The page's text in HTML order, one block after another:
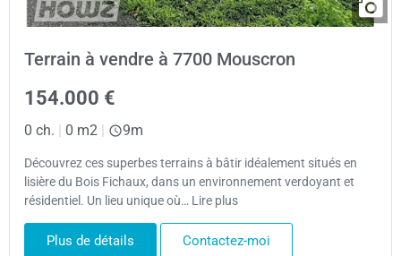
Terrain à vendre à 7700 Mouscron
154.000 €
0 ch. | 0 m2 | 9m
Découvrez ces superbes terrains à bâtir idéalement situés en
lisière du Bois Fichaux, dans un environnement verdoyant et
résidentiel. Un lieu unique où… Lire plus
Plus de détails Contactez-moi